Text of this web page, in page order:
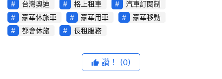
A
R
綜
靈活方式體驗 Audi Q3 全面進化的駕馭魅力。」
馭進新境 Audi Q3 雙車型 匯聚四環科技
全新第三代 Audi Q3 導入更具未來感的設計語彙，雙車型
Audi Q3 SUV | Q3 Sportback 同步登場，無論是強調實用
台灣奧迪
格上租車
汽車訂閱制
豪華休旅車
豪華用車
豪華移動
都會休旅
長租服務
讚！ (0)